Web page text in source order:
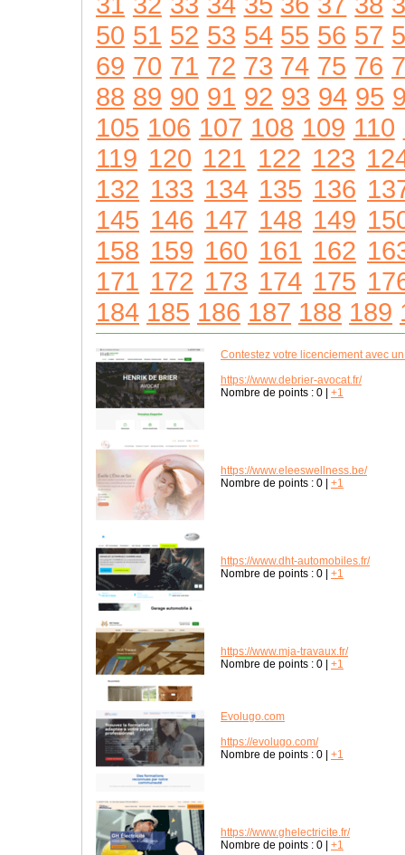
50 51 52 53 54 55 56 57
69 70 71 72 73 74 75 76
88 89 90 91 92 93 94 95
105 106 107 108 109 110
119 120 121 122 123
132 133 134 135 136
145 146 147 148 149
158 159 160 161 162
171 172 173 174 175
184 185 186 187 188 189
Contestez votre licenciement avec
https://www.debrier-avocat.fr/
Nombre de points : 0 +1
https://www.eleeswellness.be/
Nombre de points : 0 +1
https://www.dht-automobiles.fr/
Nombre de points : 0 +1
https://www.mja-travaux.fr/
Nombre de points : 0 +1
Evolugo.com
https://evolugo.com/
Nombre de points : 0 +1
https://www.ghelectricite.fr/
Nombre de points : 0 +1